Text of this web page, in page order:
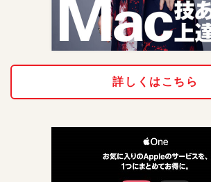
詳しくはこちら